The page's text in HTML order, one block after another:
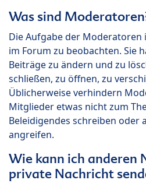
Was sind
Die Aufgabe der Moderatoren
im Forum zu beobachten. Sie
Beiträge zu ändern und zu
schließen, zu öffnen, zu
Üblicherweise verhindern
Mitglieder etwas nicht zum
Beleidigendes schreiben oder
angreifen.
Wie kann ich anderen
private Nachricht